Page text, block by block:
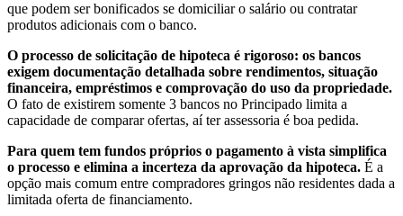
que podem ser bonificados se domiciliar o salário ou contratar
produtos adicionais com o banco.
O processo de solicitação de hipoteca é rigoroso: os bancos
exigem documentação detalhada sobre rendimentos, situação
financeira, empréstimos e comprovação do uso da propriedade.
O fato de existirem somente 3 bancos no Principado limita a
capacidade de comparar ofertas, aí ter assessoria é boa pedida.
Para quem tem fundos próprios o pagamento à vista simplifica
o processo e elimina a incerteza da aprovação da hipoteca. É a
opção mais comum entre compradores gringos não residentes dada a
limitada oferta de financiamento.